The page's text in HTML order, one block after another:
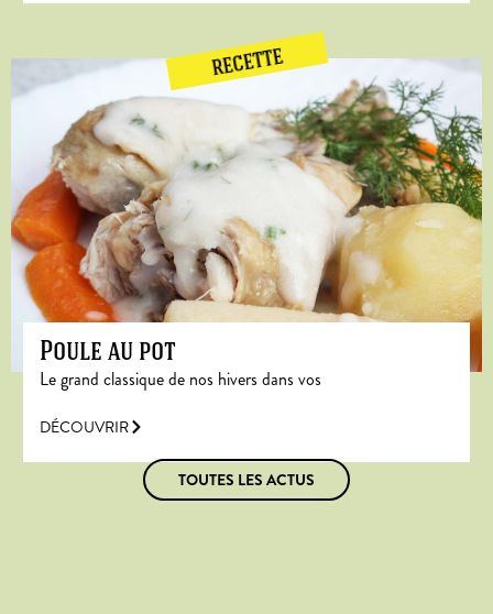
RECETTE
Poule au pot
Le grand classique de nos hivers dans vos
DÉCOUVRIR
TOUTES LES ACTUS